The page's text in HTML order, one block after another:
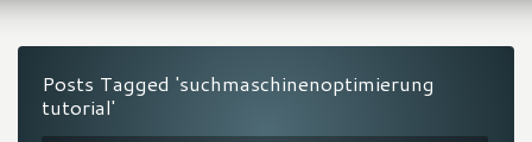
Posts Tagged 'suchmaschinenoptimierung
tutorial'